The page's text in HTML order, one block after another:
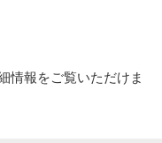
情報をご覧いただけま